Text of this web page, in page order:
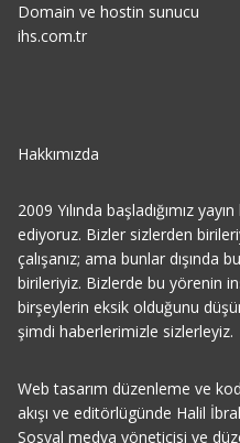
Domain ve hostin sunucu
ihs.com.tr
Hakkımızda
2009 Yılında başladığımız
ediyoruz. Bizler sizlerden
çalışanız; ama bunlar dışında
birileriyiz. Bizlerde bu yörenin
birşeylerin eksik olduğunu
şimdi haberlerimizle sizlerleyiz.
Web tasarım düzenleme ve
akışı ve editörlügünde Halil
Sosyal medya yöneticisi ve